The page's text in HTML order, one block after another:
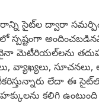
సైట్‌ల ద్వారా
స్పష్టంగా
మెటీరియల్‌లను
వ్యాఖ్యలు,
లేదా ఈ
హక్కులను కలిగి